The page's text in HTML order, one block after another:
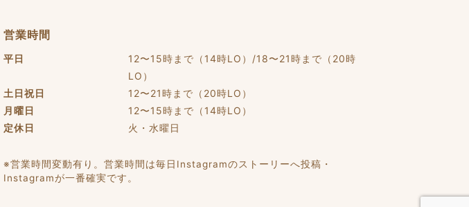
営業時間
平日
12〜15時まで（14時LO）/18〜21時まで（20時
LO）
土日祝日
12〜21時まで（20時LO）
月曜日
12〜15時まで（14時LO）
定休日
火・水曜日
※営業時間変動有り。営業時間は毎日Instagramのストーリーへ投稿・
Instagramが一番確実です。